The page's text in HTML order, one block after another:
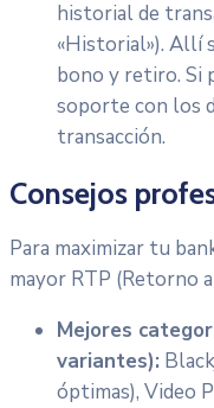
historial de
«Historial»). Allí
bono y retiro. Si
soporte con los
transacción.
Consejos
Para maximizar tu
mayor RTP (Retorno
Mejores
variantes):
óptimas), Video